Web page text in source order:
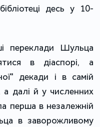
десь у 10-
переклади Шульца
в діаспорі, а
декади і в самій
а далі й у численних
перша в незалежній
в заворожливому